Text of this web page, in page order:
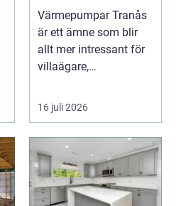
Värmepumpar Tranås
är ett ämne som blir
allt mer intressant för
villaägare,
o...
16 juli 2026